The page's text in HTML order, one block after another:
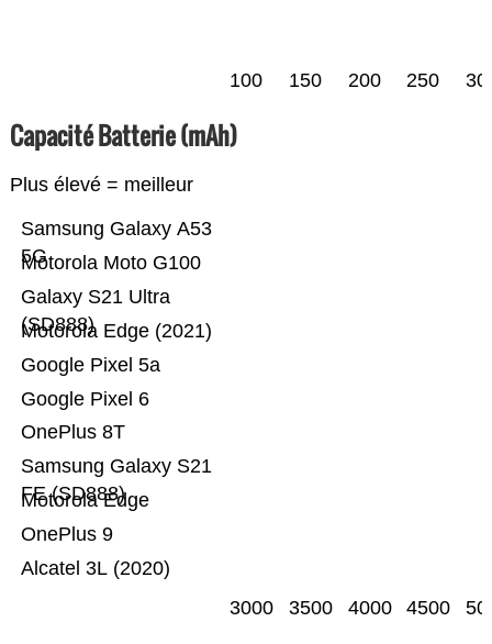
100 150 200 250
Capacité Batterie (mAh)
Plus élevé = meilleur
Alcatel 3L (2020)
OnePlus 9
Motorola Edge
Samsung Galaxy S21
FE (SD888)
OnePlus 8T
Google Pixel 6
Google Pixel 5a
Motorola Edge (2021)
Galaxy S21 Ultra
(SD888)
Motorola Moto G100
Samsung Galaxy A53
5G
3000 3500 4000 4500